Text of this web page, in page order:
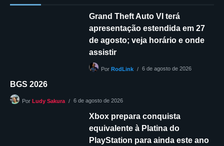
Grand Theft Auto VI terá
apresentação estendida em 27
de agosto; veja horário e onde
assistir
Por RodLink 6 de agosto de 2026
BGS 2026
Por Ludy Sakura 6 de agosto de 2026
Xbox prepara conquista
equivalente à Platina do
PlayStation para ainda este ano